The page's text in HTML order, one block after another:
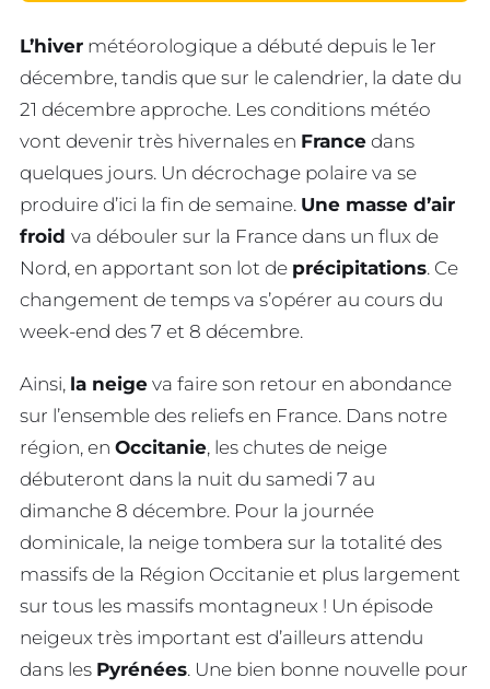
L’hiver météorologique a débuté depuis le 1er
décembre, tandis que sur le calendrier, la date du
21 décembre approche. Les conditions météo
vont devenir très hivernales en France dans
quelques jours. Un décrochage polaire va se
produire d’ici la fin de semaine. Une masse d’air
froid va débouler sur la France dans un flux de
Nord, en apportant son lot de précipitations. Ce
changement de temps va s’opérer au cours du
week-end des 7 et 8 décembre.
Ainsi, la neige va faire son retour en abondance
sur l’ensemble des reliefs en France. Dans notre
région, en Occitanie, les chutes de neige
débuteront dans la nuit du samedi 7 au
dimanche 8 décembre. Pour la journée
dominicale, la neige tombera sur la totalité des
massifs de la Région Occitanie et plus largement
sur tous les massifs montagneux ! Un épisode
neigeux très important est d’ailleurs attendu
dans les Pyrénées. Une bien bonne nouvelle pour